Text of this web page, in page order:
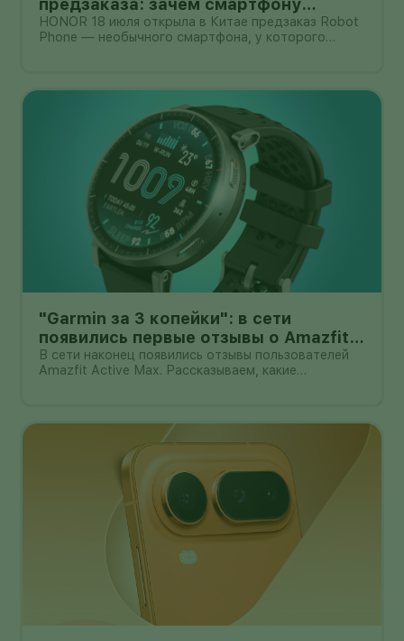
предзаказа: зачем смартфону
камера на роботизированной руке
HONOR 18 июля открыла в Китае предзаказ Robot
Phone — необычного смартфона, у которого
"Garmin за 3 копейки": в сети
появились первые отзывы о Amazfit
Active Max с оффлайн-картами
В сети наконец появились отзывы пользователей
Amazfit Active Max. Рассказываем, какие